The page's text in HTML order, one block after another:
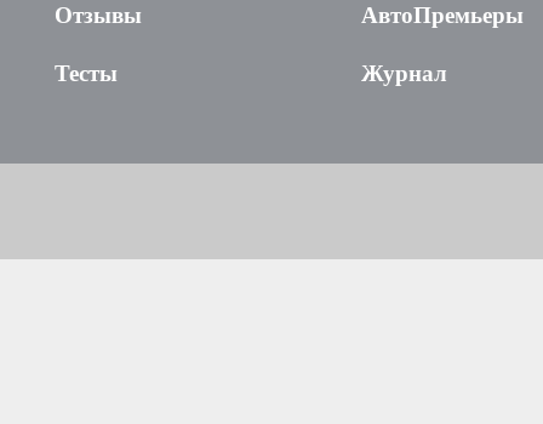
Отзывы
Тесты
АвтоПремьеры
Журнал